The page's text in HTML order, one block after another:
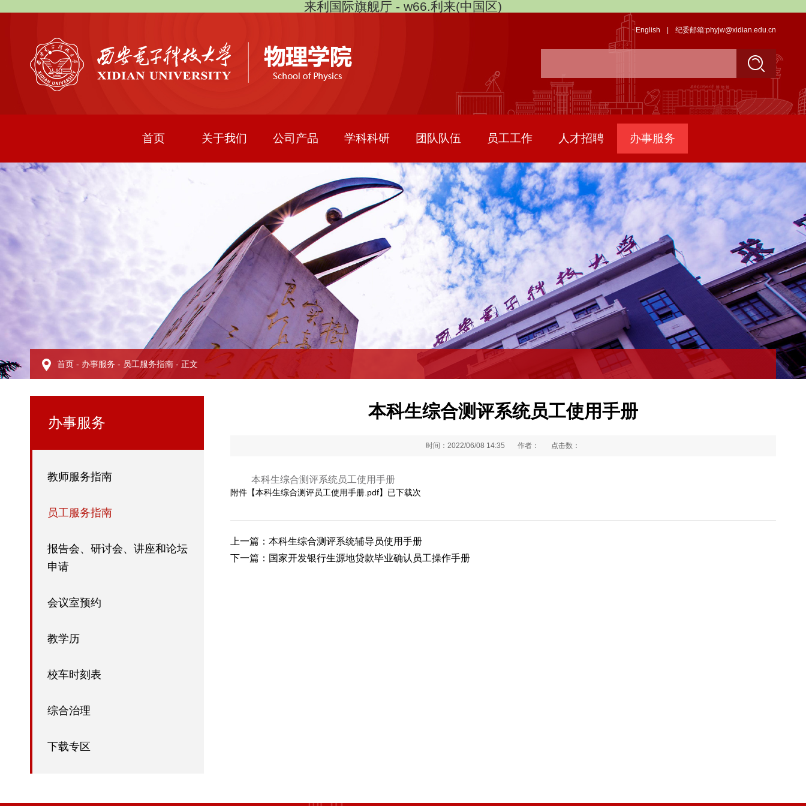
来利国际旗舰厅 - w66.利来(中国区)
English 纪委邮箱:phyjw@xidian.edu.cn
首页 关于我们 公司产品 学科科研 团队队伍 员工工作 人才招聘 办事服务
首页 - 办事服务 - 员工服务指南 - 正文
办事服务
教师服务指南
员工服务指南
报告会、研讨会、讲座和论坛
申请
会议室预约
教学历
校车时刻表
综合治理
下载专区
本科生综合测评系统员工使用手册
时间：2022/06/08 14:35 作者： 点击数：
本科生综合测评系统员工使用手册
附件【本科生综合测评员工使用手册.pdf】已下载次
上一篇： 本科生综合测评系统辅导员使用手册
下一篇： 国家开发银行生源地贷款毕业确认员工操作手册